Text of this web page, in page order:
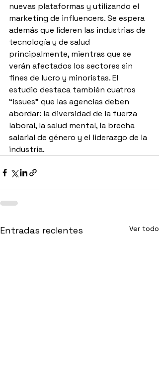
nuevas plataformas y utilizando el
marketing de influencers. Se espera
además que lideren las industrias de
tecnología y de salud
principalmente, mientras que se
verán afectados los sectores sin
fines de lucro y minoristas. El
estudio destaca también cuatros
“issues” que las agencias deben
abordar: la diversidad de la fuerza
laboral, la salud mental, la brecha
salarial de género y el liderazgo de la
industria.
Entradas recientes Ver todo